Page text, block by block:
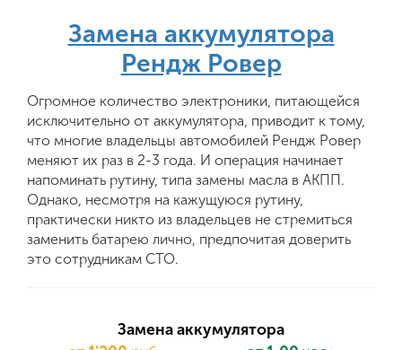
Замена аккумулятора
Рендж Ровер
Огромное количество электроники, питающейся
исключительно от аккумулятора, приводит к тому,
что многие владельцы автомобилей Рендж Ровер
меняют их раз в 2-3 года. И операция начинает
напоминать рутину, типа замены масла в АКПП.
Однако, несмотря на кажущуюся рутину,
практически никто из владельцев не стремиться
заменить батарею лично, предпочитая доверить
это сотрудникам СТО.
Замена аккумулятора